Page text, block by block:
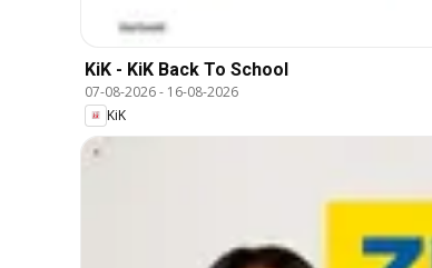
KiK - KiK Back To School
07-08-2026- 16-08-2026
KiK